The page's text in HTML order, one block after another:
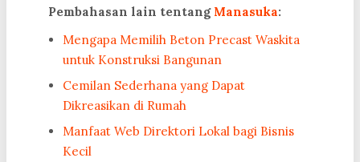
Pembahasan lain tentang Manasuka:
Mengapa Memilih Beton Precast Waskita
untuk Konstruksi Bangunan
Cemilan Sederhana yang Dapat
Dikreasikan di Rumah
Manfaat Web Direktori Lokal bagi Bisnis
Kecil